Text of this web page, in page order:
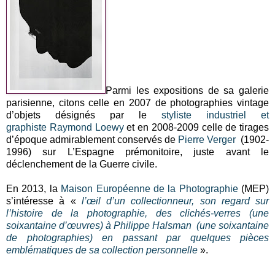
Parmi les expositions de sa galerie
parisienne, citons celle en 2007 de photographies vintage
d’objets désignés par le styliste industriel et
graphiste Raymond Loewyet en 2008-2009 celle de tirages
d’époque admirablement conservés de Pierre Verger (1902-
1996) sur L’Espagne prémonitoire, juste avant le
déclenchement de la Guerre civile.
En 2013, la Maison Européenne de la Photographie(MEP)
s’intéresse à « l’œil d’un collectionneur, son regard sur
l’histoire de la photographie, des clichés-verres (une
soixantaine d’œuvres) à Philippe Halsman (une soixantaine
de photographies) en passant par quelques pièces
emblématiques de sa collection personnelle ».